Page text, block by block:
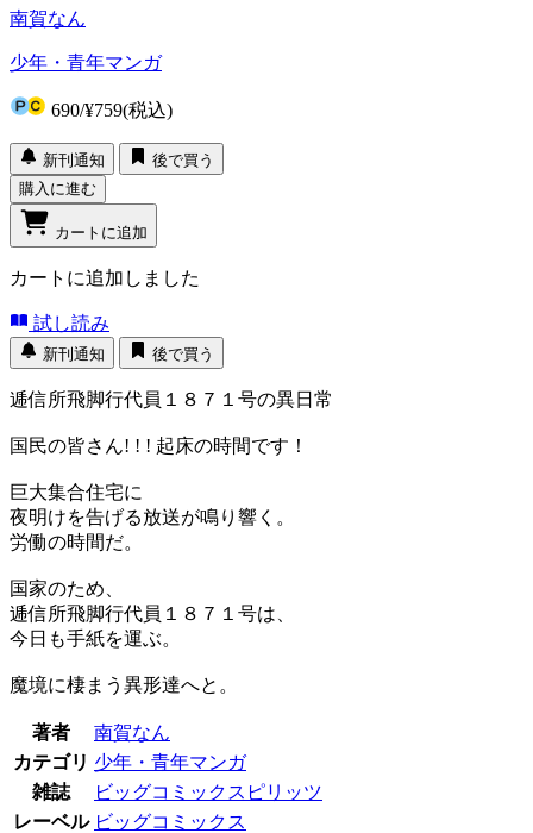
南賀なん
少年・青年マンガ
690/¥759(税込)
新刊通知
後で買う
購入に進む
カートに追加
カートに追加しました
試し読み
新刊通知 後で買う
逓信所飛脚行代員１８７１号の異日常
国民の皆さん! ! ! 起床の時間です！
巨大集合住宅に
夜明けを告げる放送が鳴り響く。
労働の時間だ。
国家のため、
逓信所飛脚行代員１８７１号は、
今日も手紙を運ぶ。
魔境に棲まう異形達へと。
著者
南賀なん
カテゴリ 少年・青年マンガ
雑誌
ビッグコミックスピリッツ
レーベル ビッグコミックス